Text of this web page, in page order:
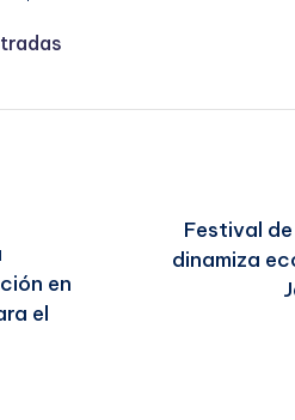
en
el
Festival
dinamiza